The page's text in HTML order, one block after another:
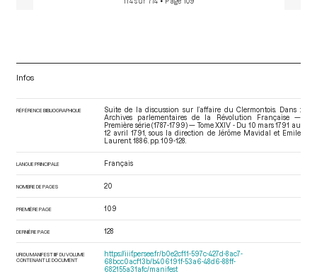
Infos
RÉFÉRENCE BIBLIOGRAPHIQUE
Suite de la discussion sur l’affaire du Clermontois. Dans :
Archives parlementaires de la Révolution Française —
Première série (1787-1799) — Tome XXIV - Du 10 mars 1791 au
12 avril 1791
, sous la direction de Jérôme Mavidal et Emile
Laurent. 1886. pp. 109-128.
LANGUE PRINCIPALE Français
NOMBRE DE PAGES 20
PREMIÈRE PAGE 109
DERNIÈRE PAGE 128
URI DU MANIFEST IIIF DU VOLUME
CONTENANT LE DOCUMENT
https://iiif.persee.fr/b0e2cf11-597c-427d-8ac7-
68bcc0acf13b/b406191f-53a6-48d6-88ff-
682155a31afc/manifest